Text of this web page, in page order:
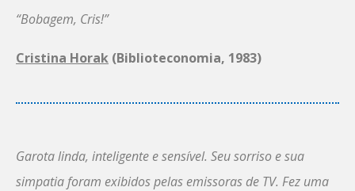
“Bobagem, Cris!”
Cristina Horak (Biblioteconomia, 1983)
Garota linda, inteligente e sensível. Seu sorriso e sua
simpatia foram exibidos pelas emissoras de TV. Fez uma